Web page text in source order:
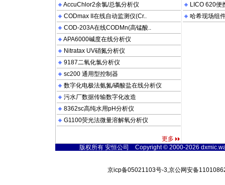
AccuChlor2余氯/总氯分析仪
CODmax II在线自动监测仪(Cr..
COD-203A在线CODMn(高锰酸..
APA6000碱度在线分析仪
Nitratax UV硝氮分析仪
9187二氧化氯分析仪
sc200 通用型控制器
数字化电极法氨氮/磷酸盐在线分析仪
污水厂数据传输数字化改造
8362sc高纯水用pH分析仪
G1100荧光法微量溶解氧分析仪
更多
LICO 620便
哈希现场组
版权所有 安恒公司 Copyright © 2000-2026
京icp备05021103号-3,京公网安备